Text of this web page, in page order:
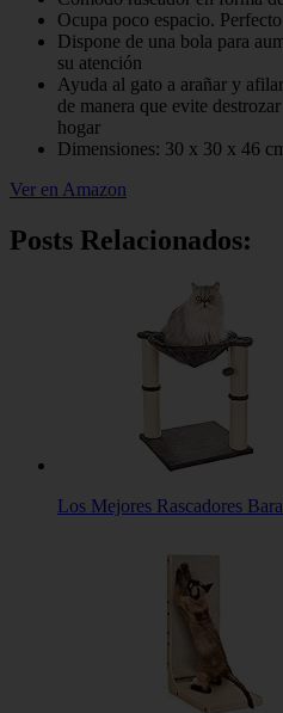
Ocupa poco espacio.
Dispone de una bola para
su atención
Ayuda al gato a arañar y
de manera que evite
hogar
Dimensiones: 30 x 30 x 46
Ver en Amazon
Posts Relacionados:
Los Mejores Rascadores